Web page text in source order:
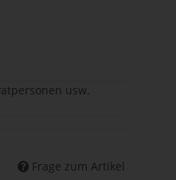
usw.
Frage zum Artikel